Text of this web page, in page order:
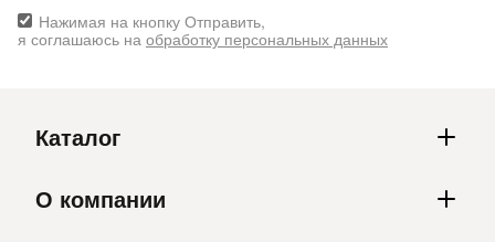
Нажимая на кнопку Отправить,
я соглашаюсь на обработку персональных данных
Каталог
О компании